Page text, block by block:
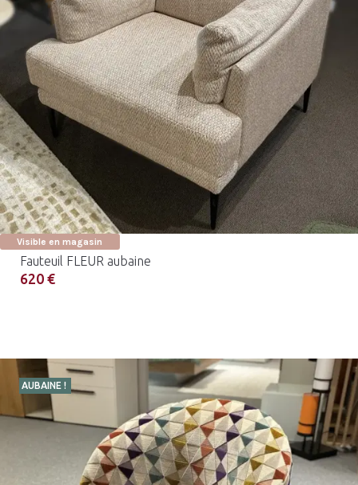
Visible en magasin
Fauteuil FLEUR aubaine
620 €
AUBAINE !